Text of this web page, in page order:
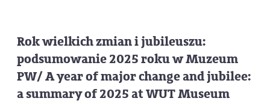
Rok wielkich zmian i jubileuszu:
podsumowanie 2025 roku w Muzeum
PW/ A year of major change and jubilee:
a summary of 2025 at WUT Museum